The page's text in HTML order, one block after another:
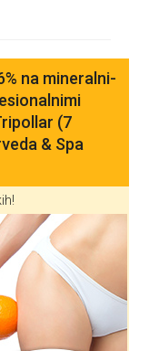
na mineralni-
(7
& Spa